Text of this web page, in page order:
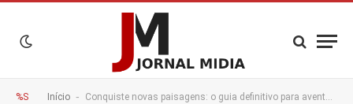
%S Início - Conquiste novas paisagens: o guia definitivo para aventuras épicas em duas rodas